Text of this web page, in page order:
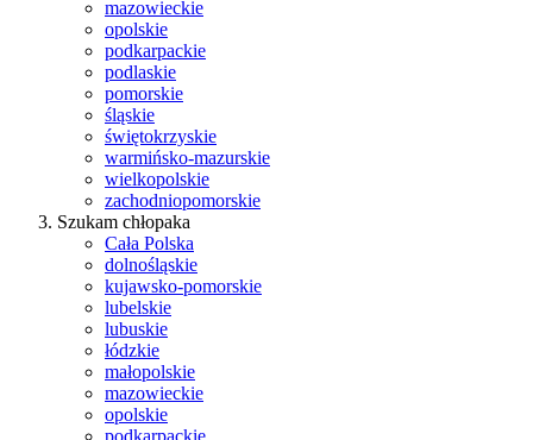
mazowieckie
opolskie
podkarpackie
podlaskie
pomorskie
śląskie
świętokrzyskie
warmińsko-mazurskie
wielkopolskie
zachodniopomorskie
Szukam chłopaka
Cała Polska
dolnośląskie
kujawsko-pomorskie
lubelskie
lubuskie
łódzkie
małopolskie
mazowieckie
opolskie
podkarpackie